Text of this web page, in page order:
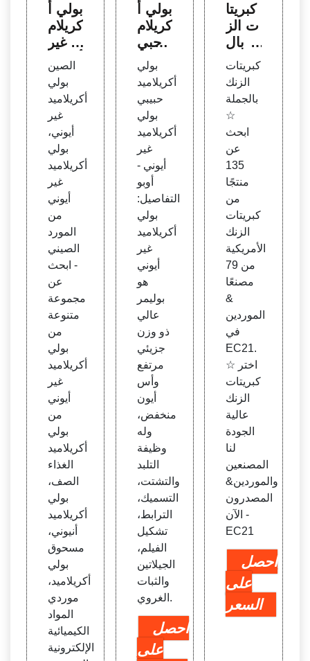
بولي أ
كريلام
يد غير
أيوني،
الصين
بولي أ
كريلام
يد غير
أيوني
الصين
بولي
أكريلاميد
غير
أيوني،
بولي
أكريلاميد
غير
أيوني
من
المورد
الصيني
- ابحث
عن
مجموعة
متنوعة
من
بولي
أكريلاميد
غير
أيوني
من
بولي
أكريلاميد
الغذاء
الصف،
بولي
أكريلاميد
أنيوني،
مسحوق
بولي
أكريلاميد،
موردي
المواد
الكيميائية
الإلكترونية
بولي أ
كريلام
يد حبي
بي غي
ر أيون
ي بول
ي أكر
يلاميد
- أوبو
بولي
أكريلاميد
حبيبي
بولي
أكريلاميد
غير
أيوني -
أوبو
التفاصيل:
بولي
أكريلاميد
غير
أيوني
هو
بوليمر
عالي
ذو وزن
جزيئي
مرتفع
وأس
أيون
منخفض،
وله
وظيفة
التلبد
والتشتت،
التسميك،
الترابط،
تشكيل
الفيلم،
الجيلاتين
والثبات
الغروي.
احصل
على
كبريتا
ت الز
نك بال
جملة
- الش
ركات
المصن
عة لنا
كبريتا
ت الز
نك
كبريتات
الزنك
بالجملة
☆
ابحث
عن
135
منتجًا
من
كبريتات
الزنك
الأمريكية
من 79
مصنعًا
&
الموردين
في
EC21.
☆ اختر
كبريتات
الزنك
عالية
الجودة
لنا
المصنعين
والموردين&
المصدرون
الآن -
EC21
احصل
على
السعر